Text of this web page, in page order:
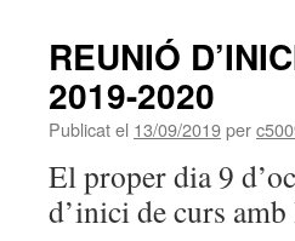
REUNIÓ
2019-2020
Publicat el 13/09/2019per
El proper dia 9
d’inici de curs